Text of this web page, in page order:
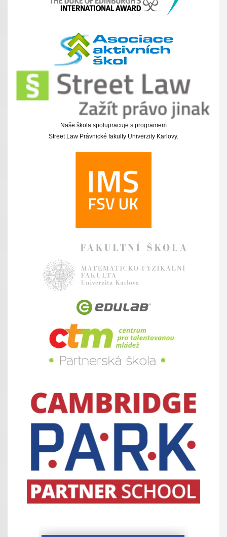
Naše škola spolupracuje s programem
Street Law Právnické fakulty Univerzity Karlovy.